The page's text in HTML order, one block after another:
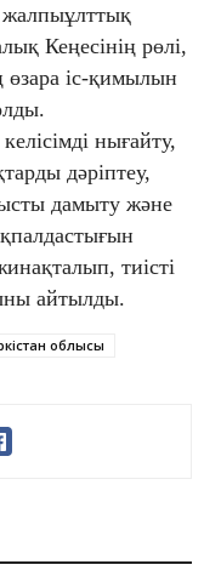
жалпыұлттық
Кеңесінің рөлі,
өзара іс-қимылын
нығайту,
дәріптеу,
дамыту және
тиісті
айтылды.
облысы